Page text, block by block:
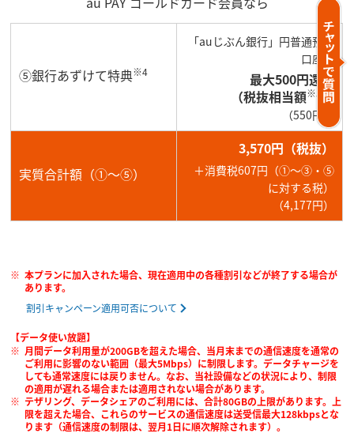
⑤銀行あずけて特典※4
「auじぶん銀行」円普通預金
口座へ
最大500円還元
（税抜相当額※5 ）
（550円）
実質合計額（①～⑤）
3,570円（税抜）
＋消費税607円（①～③・⑤
に対する税）
（4,177円）
本プランに加入された場合、現在適用中の各種割引などが終了する場合が
あります。
割引キャンペーン適用可否について
【データ使い放題】
月間データ利用量が200GBを超えた場合、当月末までの通信速度を通常の
ご利用に影響のない範囲（最大5Mbps）に制限します。データチャージを
しても通常速度には戻りません。なお、当社設備などの状況により、制限
の適用が遅れる場合または適用されない場合があります。
テザリング、データシェアのご利用には、合計80GBの上限があります。上
限を超えた場合、これらのサービスの通信速度は送受信最大128kbpsとな
ります（通信速度の制限は、翌月1日に順次解除されます）。